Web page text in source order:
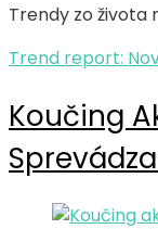
Trendy zo života
Trend report:
Koučing